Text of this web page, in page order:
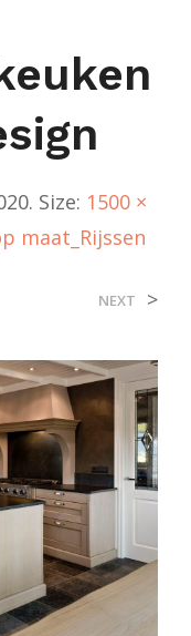
. Size: 1500 ×
maat_Rijssen
NEXT >